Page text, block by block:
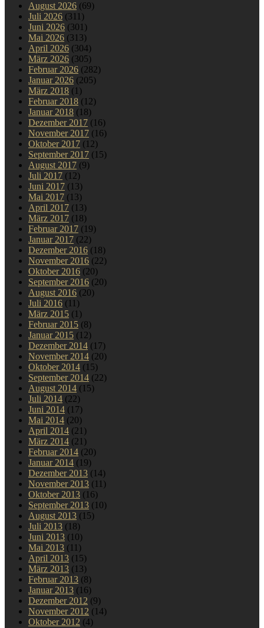
August 2026 (69)
Juli 2026 (311)
Juni 2026 (301)
Mai 2026 (313)
April 2026 (304)
März 2026 (305)
Februar 2026 (282)
Januar 2026 (205)
März 2018 (1)
Februar 2018 (12)
Januar 2018 (18)
Dezember 2017 (16)
November 2017 (16)
Oktober 2017 (12)
September 2017 (15)
August 2017 (9)
Juli 2017 (12)
Juni 2017 (13)
Mai 2017 (13)
April 2017 (13)
März 2017 (18)
Februar 2017 (19)
Januar 2017 (22)
Dezember 2016 (18)
November 2016 (22)
Oktober 2016 (20)
September 2016 (20)
August 2016 (20)
Juli 2016 (11)
März 2015 (1)
Februar 2015 (8)
Januar 2015 (12)
Dezember 2014 (17)
November 2014 (20)
Oktober 2014 (15)
September 2014 (22)
August 2014 (15)
Juli 2014 (22)
Juni 2014 (17)
Mai 2014 (20)
April 2014 (21)
März 2014 (21)
Februar 2014 (20)
Januar 2014 (19)
Dezember 2013 (14)
November 2013 (11)
Oktober 2013 (16)
September 2013 (10)
August 2013 (15)
Juli 2013 (18)
Juni 2013 (10)
Mai 2013 (11)
April 2013 (15)
März 2013 (13)
Februar 2013 (8)
Januar 2013 (16)
Dezember 2012 (9)
November 2012 (14)
Oktober 2012 (4)